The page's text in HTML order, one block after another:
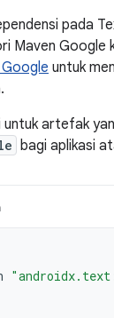
pada
Maven Google
untuk
untuk artefak
bagi aplikasi